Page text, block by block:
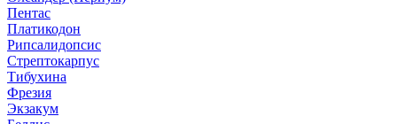
Пентас
Платикодон
Рипсалидопсис
Стрептокарпус
Тибухина
Фрезия
Экзакум